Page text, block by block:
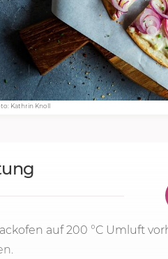
Kathrin Knoll
auf200 °C Umluft